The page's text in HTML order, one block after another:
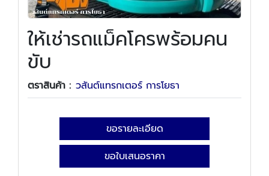
ให้เช่ารถแม็คโครพร้อมคน
ขับ
ตราสินค้า : วสันต์แทรกเตอร์ การโยธา
ขอรายละเอียด
ขอใบเสนอราคา